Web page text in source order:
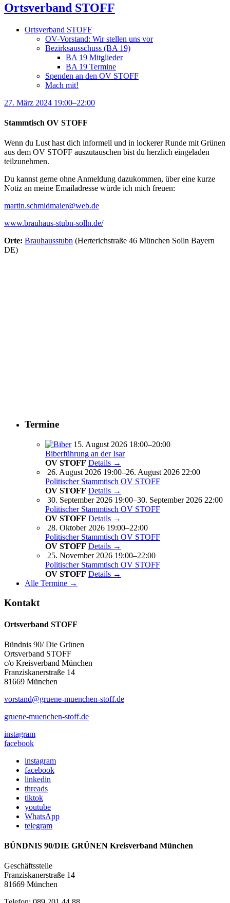
Ortsverband STOFF
Ortsverband STOFF
OV-Vorstand: Wir stellen uns vor
Bezirksausschuss (BA 19)
BA 19 Mitglieder
BA 19 Termine
Spenden an den OV STOFF
Mach mit!
27. März 2024 19:00–22:00
Stammtisch OV STOFF
Wenn du Lust hast dich informell und in lockerer Runde mit Grünen
aus dem OV STOFF auszutauschen bist du herzlich eingeladen
teilzunehmen.
Du kannst gerne ohne Anmeldung dazukommen, über eine kurze
Notiz an meine Emailadresse würde ich mich freuen:
martin.schmidmaier@web.de
www.brauhaus-stubn-solln.de/
Orte: Brauhausstubn (Herterichstraße 46 München Solln Bayern
DE)
Termine
15. August 2026 18:00–20:00
Biberführung an der Isar
OV STOFF Details →
26. August 2026 19:00–26. August 2026 22:00
Politischer Stammtisch OV STOFF
OV STOFF Details →
30. September 2026 19:00–30. September 2026 22:00
Politischer Stammtisch OV STOFF
OV STOFF Details →
28. Oktober 2026 19:00–22:00
Politischer Stammtisch OV STOFF
OV STOFF Details →
25. November 2026 19:00–22:00
Politischer Stammtisch OV STOFF
OV STOFF Details →
Alle Termine →
Kontakt
Ortsverband STOFF
Bündnis 90/ Die Grünen
Ortsverband STOFF
c/o Kreisverband München
Franziskanerstraße 14
81669 München
vorstand@gruene-muenchen-stoff.de
gruene-muenchen-stoff.de
instagram
facebook
instagram
facebook
linkedin
threads
tiktok
youtube
WhatsApp
telegram
BÜNDNIS 90/DIE GRÜNEN Kreisverband München
Geschäftsstelle
Franziskanerstraße 14
81669 München